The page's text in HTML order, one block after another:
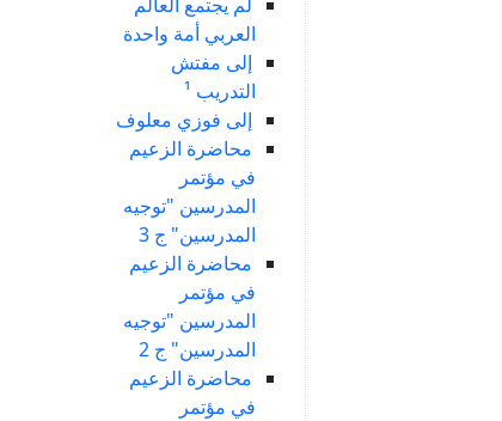
العربي أمة واحدة
إلى مفتش
التدريب ¹
إلى فوزي معلوف
محاضرة الزعيم
في مؤتمر
المدرسين "توجيه
المدرسين" ج 3
محاضرة الزعيم
في مؤتمر
المدرسين "توجيه
المدرسين" ج 2
محاضرة الزعيم
في مؤتمر